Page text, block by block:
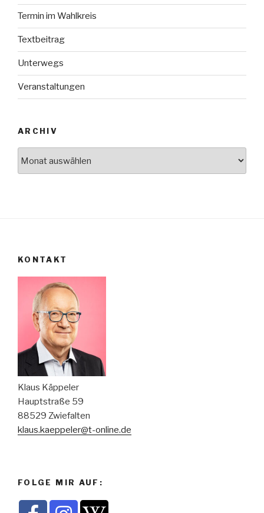
Termin im Wahlkreis
Textbeitrag
Unterwegs
Veranstaltungen
ARCHIV
KONTAKT
Klaus Käppeler
Hauptstraße 59
88529 Zwiefalten
klaus.kaeppeler@t-online.de
FOLGE MIR AUF: